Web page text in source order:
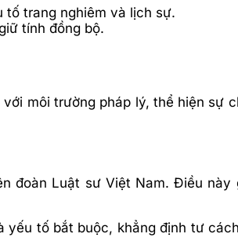
tố trang nghiêm và lịch sự.
tính đồng bộ.
môi trường pháp lý, thể hiện sự
đoàn Luật sư Việt Nam. Điều này
tố bắt buộc, khẳng định tư